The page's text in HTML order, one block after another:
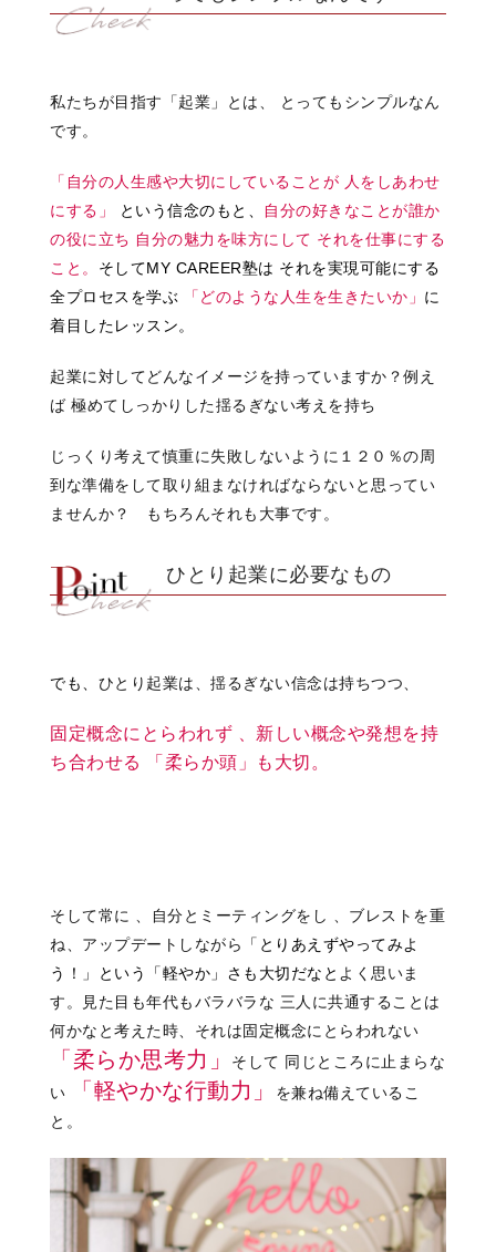
私たちが目指す「起業」とは、 とってもシンプルなん
です。
「自分の人生感や大切にしていることが 人をしあわせ
にする」
という信念のもと、
自分の好きなことが誰か
の役に立ち 自分の魅力を味方にして それを仕事にする
こと。 そしてMY CAREER塾は それを実現可能にする
全プロセスを学ぶ
「どのような人生を生きたいか」 に
着目したレッスン。
起業に対してどんなイメージを持っていますか？例え
ば 極めてしっかりした揺るぎない考えを持ち
じっくり考えて慎重に失敗しないように１２０％の周
到な準備をして取り組まなければならないと思ってい
ませんか？ もちろんそれも大事です。
ひとり起業に必要なもの
でも、 ひとり起業は、揺るぎない信念は持ちつつ、
固定概念にとらわれず 、 新しい概念や発想を持
ち合わせる
「柔らか頭」も大切。
そして常に 、自分とミーティングをし 、ブレストを重
ね、アップデートしながら
「とりあえずやってみよ
う！」という
「軽やか」さも大切だなと よく思いま
す。見た目も年代もバラバラな 三人に共通することは
何かなと考えた時、それは固定概念にとらわれない
「柔らか思考力」
そして 同じところに止まらな
い
「軽やかな行動力」
を兼ね備えているこ
と。